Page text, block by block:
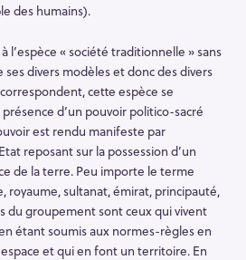
des humains).
l’espèce « société traditionnelle » sans
ses divers modèles et donc des divers
cette espèce se
d’un pouvoir politico-sacré
est rendu manifeste par
reposant sur la possession d’un
de la terre. Peu importe le terme
royaume, sultanat, émirat, principauté,
du groupement sont ceux qui vivent
étant soumis aux normes-règles en
et qui en font un territoire. En